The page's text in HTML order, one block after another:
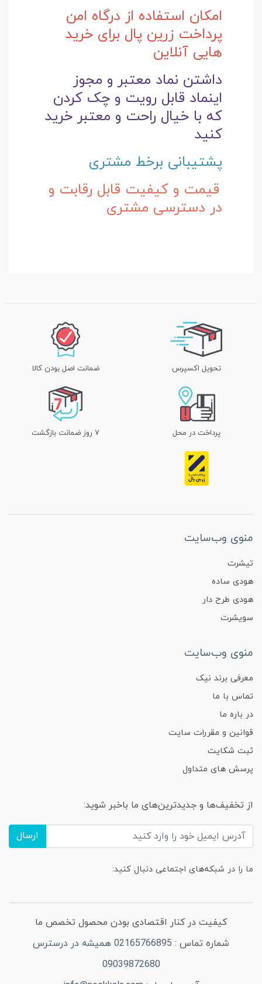
امکان استفاده از درگاه امن
پرداخت زرین پال برای خرید
هایی آنلاین
داشتن نماد معتبر و مجوز
اینماد قابل رویت و چک کردن
که با خیال راحت و معتبر خرید
کنید
پشتیبانی برخط مشتری
قیمت و کیفیت قابل رقابت و
در دسترسی مشتری
تحویل اکسپرس ضمانت اصل بودن کالا
پرداخت در محل ۷ روز ضمانت بازگشت
منوی وب‌سایت
تیشرت
هودی ساده
هودی طرح دار
سویشرت
منوی وب‌سایت
معرفی برند نیک
تماس با ما
در باره ما
قوانین و مقررات سایت
ثبت شکایت
پرسش های متداول
از تخفیف‌ها و جدیدترین‌های ما باخبر شوید:
ارسال
ما را در شبکه‌های اجتماعی دنبال کنید:
کیفیت در کنار اقتصادی بودن محصول تخصص ما
شماره تماس :
02165766895 همیشه در درسترس
09039872680